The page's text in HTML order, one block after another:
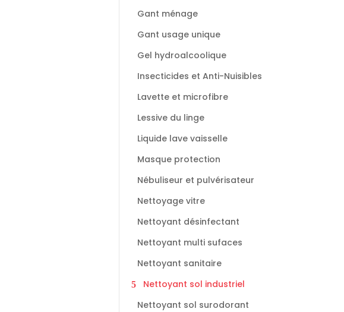
Gant ménage
Gant usage unique
Gel hydroalcoolique
Insecticides et Anti-Nuisibles
Lavette et microfibre
Lessive du linge
Liquide lave vaisselle
Masque protection
Nébuliseur et pulvérisateur
Nettoyage vitre
Nettoyant désinfectant
Nettoyant multi sufaces
Nettoyant sanitaire
Nettoyant sol industriel
Nettoyant sol surodorant